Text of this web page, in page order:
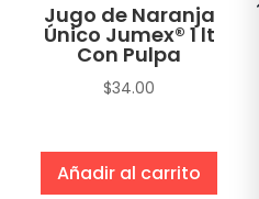
Jugo de Naranja
Único Jumex® 1 lt
Con Pulpa
$34.00
Añadir al carrito